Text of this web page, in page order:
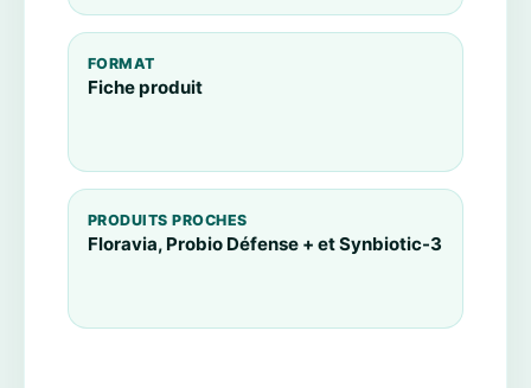
FORMAT
Fiche produit
PRODUITS PROCHES
Floravia, Probio Défense + et Synbiotic-3